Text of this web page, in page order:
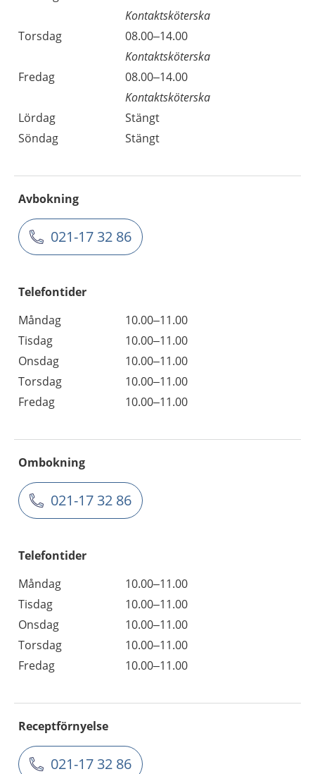
Kontaktsköterska
Torsdag
08.00–14.00
Kontaktsköterska
Fredag
08.00–14.00
Kontaktsköterska
Lördag
Stängt
Söndag
Stängt
Avbokning
021-17 32 86
Telefontider
Måndag
10.00–11.00
Tisdag
10.00–11.00
Onsdag
10.00–11.00
Torsdag
10.00–11.00
Fredag
10.00–11.00
Ombokning
021-17 32 86
Telefontider
Måndag
10.00–11.00
Tisdag
10.00–11.00
Onsdag
10.00–11.00
Torsdag
10.00–11.00
Fredag
10.00–11.00
Receptförnyelse
021-17 32 86